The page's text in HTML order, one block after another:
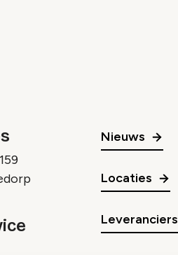
Nieuws
Locaties
Leveranciers